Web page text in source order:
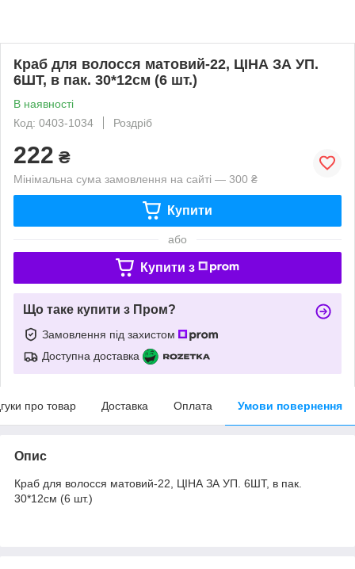
Краб для волосся матовий-22, ЦІНА ЗА УП.
6ШТ, в пак. 30*12см (6 шт.)
В наявності
Код: 0403-1034
Роздріб
222 ₴
Мінімальна сума замовлення на сайті — 300 ₴
Купити
або
Купити з
Що таке купити з Пром?
Замовлення під захистом
Доступна доставка
про товар Доставка Оплата Умови повернення
Опис
Краб для волосся матовий-22, ЦІНА ЗА УП. 6ШТ, в пак.
30*12см (6 шт.)